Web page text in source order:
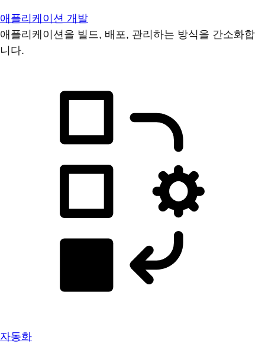
애플리케이션 개발
애플리케이션을 빌드, 배포, 관리하는 방식을 간소화합
니다.
자동화